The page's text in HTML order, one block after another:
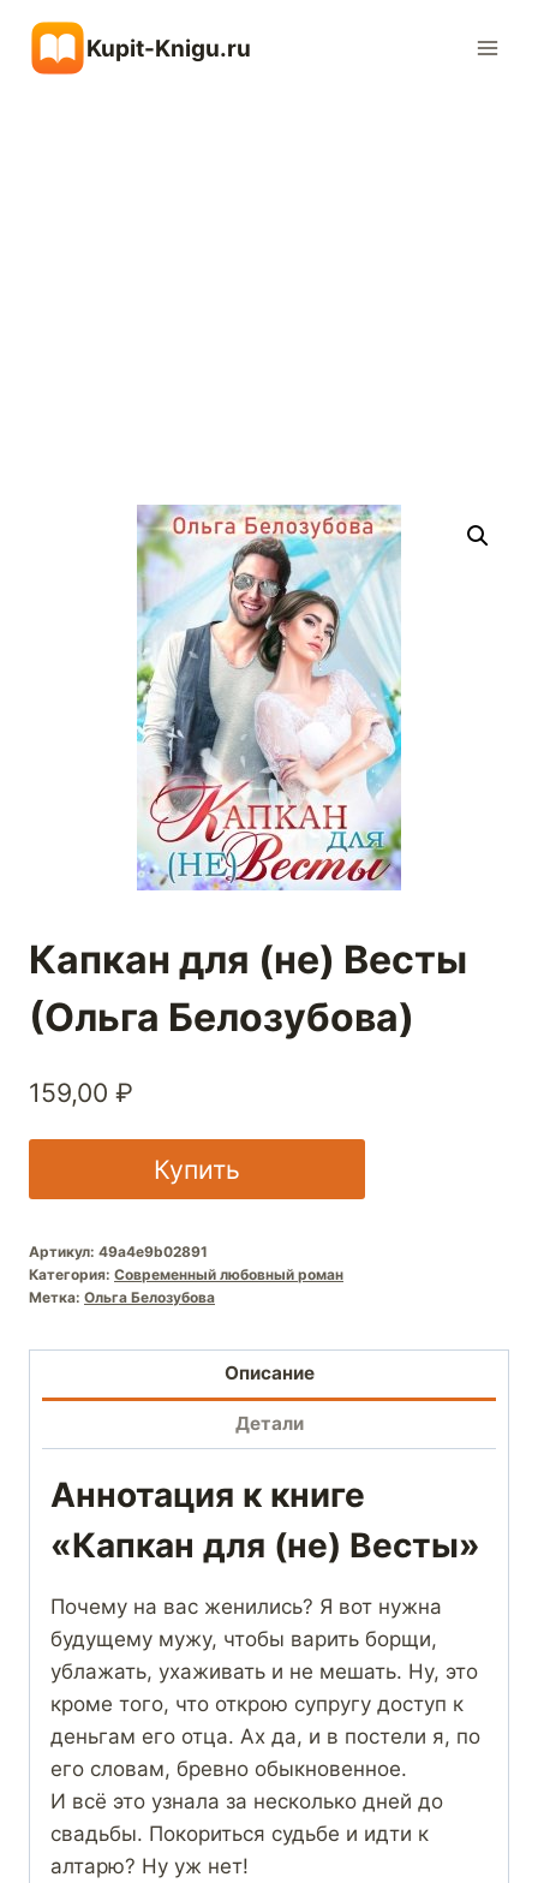
содержимому
Kupit-Knigu.ru
Капкан для (не) Весты
(Ольга Белозубова)
159,00 ₽
Купить
Артикул: 49a4e9b02891
Категория: Современный любовный роман
Метка: Ольга Белозубова
Описание
Детали
Аннотация к книге
«Капкан для (не) Весты»
Почему на вас женились? Я вот нужна
будущему мужу, чтобы варить борщи,
ублажать, ухаживать и не мешать. Ну, это
кроме того, что открою супругу доступ к
деньгам его отца. Ах да, и в постели я, по
его словам, бревно обыкновенное.
И всё это узнала за несколько дней до
свадьбы. Покориться судьбе и идти к
алтарю? Ну уж нет!